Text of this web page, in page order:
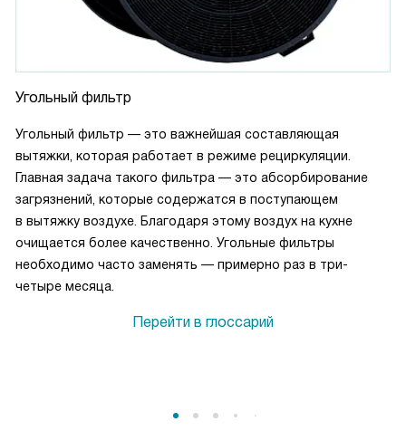
Угольный фильтр
Угольный фильтр — это важнейшая составляющая
вытяжки, которая работает в режиме рециркуляции.
Главная задача такого фильтра — это абсорбирование
загрязнений, которые содержатся в поступающем
в вытяжку воздухе. Благодаря этому воздух на кухне
очищается более качественно. Угольные фильтры
необходимо часто заменять — примерно раз в три-
четыре месяца.
Перейти в глоссарий